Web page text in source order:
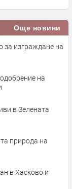
Още новини
за изграждане на
на
в Зелената
природа на
в Хасково и